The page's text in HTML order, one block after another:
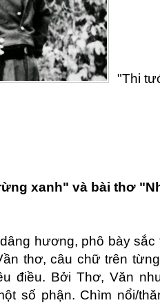
"Thi
xanh" và bài thơ
hương, phô bày sắc
thơ, câu chữ trên
điều. Bởi Thơ, Văn
số phận. Chìm nổi/